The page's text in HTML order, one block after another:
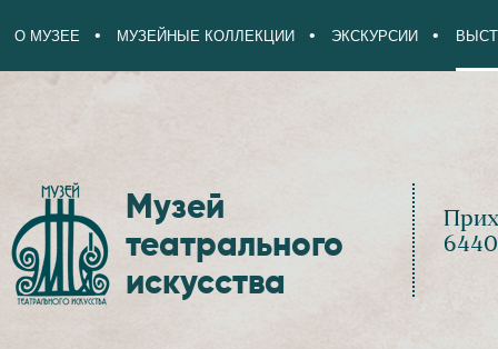
О МУЗЕЕ МУЗЕЙНЫЕ КОЛЛЕКЦИИ ЭКСКУРСИИ
Музей
театрального
искусства